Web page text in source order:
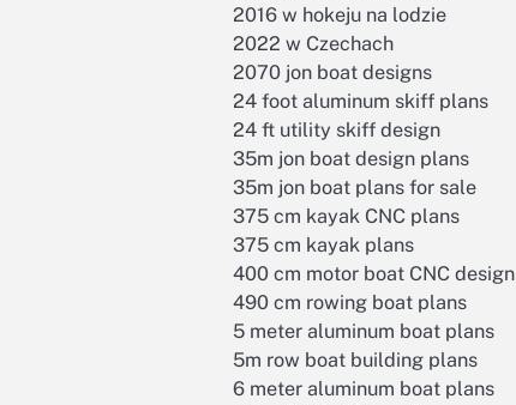
2016 w hokeju na lodzie
2022 w Czechach
2070 jon boat designs
24 foot aluminum skiff plans
24 ft utility skiff design
35m jon boat design plans
35m jon boat plans for sale
375 cm kayak CNC plans
375 cm kayak plans
400 cm motor boat CNC design
490 cm rowing boat plans
5 meter aluminum boat plans
5m row boat building plans
6 meter aluminum boat plans